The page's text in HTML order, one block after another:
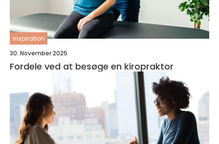
inspiration
30. November 2025
Fordele ved at besøge en kiropraktor